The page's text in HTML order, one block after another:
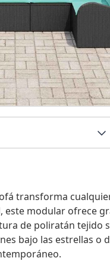
transforma
este modular ofrece
de poliratán
bajo las estrellas o